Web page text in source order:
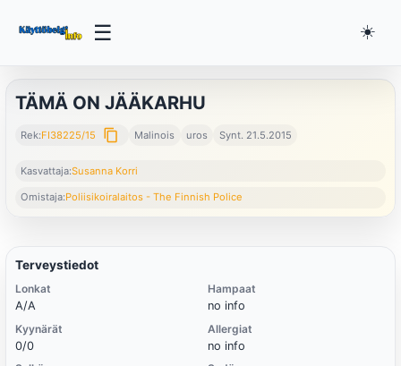
☰ ☀️
TÄMÄ ON JÄÄKARHU
Rek:FI38225/15 content_copy Malinois uros Synt. 21.5.2015
Kasvattaja:Susanna Korri
Omistaja:Poliisikoiralaitos - The Finnish Police
Terveystiedot
Lonkat
A/A
Kyynärät
0/0
Hampaat
no info
Allergiat
no info